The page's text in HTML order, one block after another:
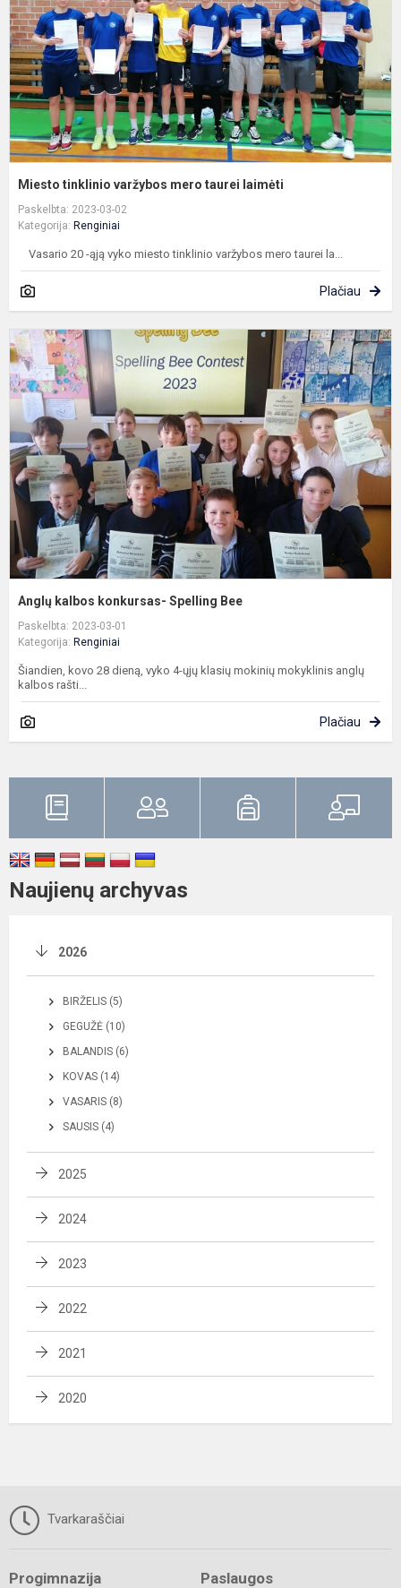
Miesto tinklinio varžybos mero taurei laimėti
Paskelbta: 2023-03-02
Kategorija: Renginiai
Vasario 20 -ąją vyko miesto tinklinio varžybos mero taurei la...
Plačiau
Anglų kalbos konkursas- Spelling Bee
Paskelbta: 2023-03-01
Kategorija: Renginiai
Šiandien, kovo 28 dieną, vyko 4-ųjų klasių mokinių mokyklinis anglų
kalbos rašti...
Plačiau
Naujienų archyvas
2026
BIRŽELIS (5)
GEGUŽĖ (10)
BALANDIS (6)
KOVAS (14)
VASARIS (8)
SAUSIS (4)
2025
2024
2023
2022
2021
2020
Tvarkaraščiai
Progimnazija Paslaugos